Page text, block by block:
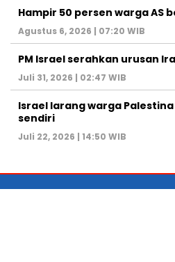
Hampir 50 persen warga AS
Agustus 6, 2026 | 07:20 WIB
PM Israel serahkan urusan
Juli 31, 2026 | 02:47 WIB
Israel larang warga
sendiri
Juli 22, 2026 | 14:50 WIB